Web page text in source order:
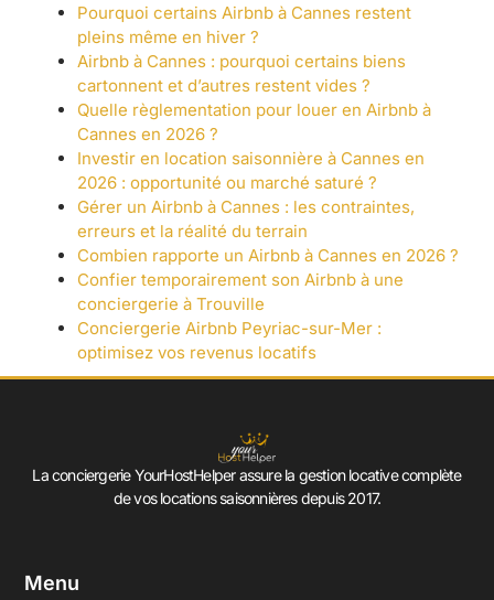
Pourquoi certains Airbnb à Cannes restent
pleins même en hiver ?
Airbnb à Cannes : pourquoi certains biens
cartonnent et d’autres restent vides ?
Quelle règlementation pour louer en Airbnb à
Cannes en 2026 ?
Investir en location saisonnière à Cannes en
2026 : opportunité ou marché saturé ?
Gérer un Airbnb à Cannes : les contraintes,
erreurs et la réalité du terrain
Combien rapporte un Airbnb à Cannes en 2026 ?
Confier temporairement son Airbnb à une
conciergerie à Trouville
Conciergerie Airbnb Peyriac-sur-Mer :
optimisez vos revenus locatifs
La conciergerie YourHostHelper assure la gestion locative complète
de vos locations saisonnières depuis 2017.
Menu